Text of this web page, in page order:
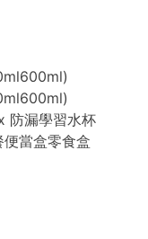
防漏學習水杯
當盒零食盒